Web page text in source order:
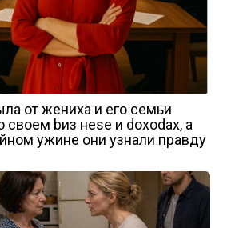
от жениха и его семьи
своем bиз неsе и dохоdах, а
ужине они узнали правду